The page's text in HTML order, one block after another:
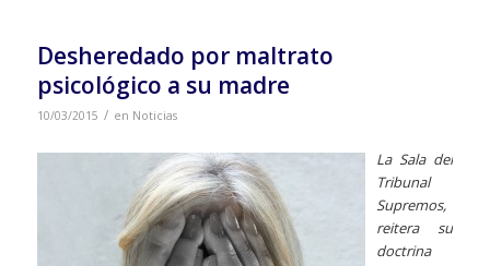
Desheredado por maltrato
psicológico a su madre
10/03/2015 / en Noticias
La Sala del
Tribunal
Supremos,
reitera su
doctrina